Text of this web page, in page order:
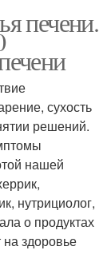
печени.
сухость
решений.
нашей
нутрициолог,
о продуктах
здоровье